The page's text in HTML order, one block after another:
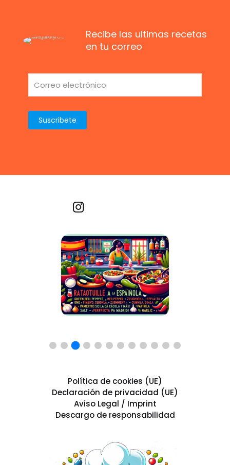
Recibe las ultimas recetas
en tu correo
Política de cookies (UE)
Declaración de privacidad (UE)
Aviso Legal / Imprint
Descargo de responsabilidad